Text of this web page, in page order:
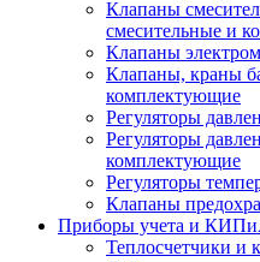
Клапаны
смесительные и
Клапаны
Клапаны, краны
комплектующие
Регуляторы
Регуляторы
комплектующие
Регуляторы
Клапаны
Приборы учета и
Теплосчетчики и